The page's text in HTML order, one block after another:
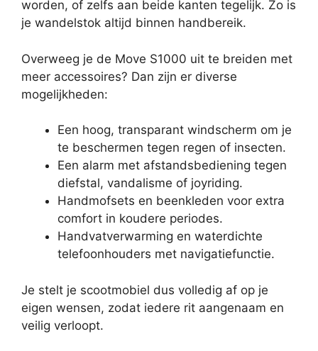
worden, of zelfs aan beide kanten tegelijk. Zo is
je wandelstok altijd binnen handbereik.
Overweeg je de Move S1000 uit te breiden met
meer accessoires? Dan zijn er diverse
mogelijkheden:
Een hoog, transparant windscherm om je
te beschermen tegen regen of insecten.
Een alarm met afstandsbediening tegen
diefstal, vandalisme of joyriding.
Handmofsets en beenkleden voor extra
comfort in koudere periodes.
Handvatverwarming en waterdichte
telefoonhouders met navigatiefunctie.
Je stelt je scootmobiel dus volledig af op je
eigen wensen, zodat iedere rit aangenaam en
veilig verloopt.